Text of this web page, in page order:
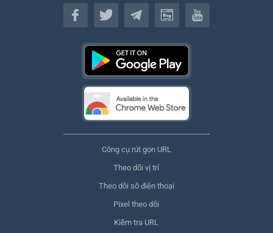
Tiếng Việt
Công cụ rút gọn URL
Theo dõi vị trí
Theo dõi số điện thoại
Pixel theo dõi
Kiểm tra URL